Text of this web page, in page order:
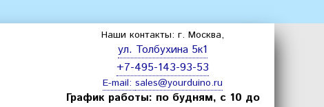
Наши контакты: г. Москва,
ул. Толбухина 5к1
+7-495-143-93-53
E-mail: sales@yourduino.ru
График работы: по будням, с 10 до